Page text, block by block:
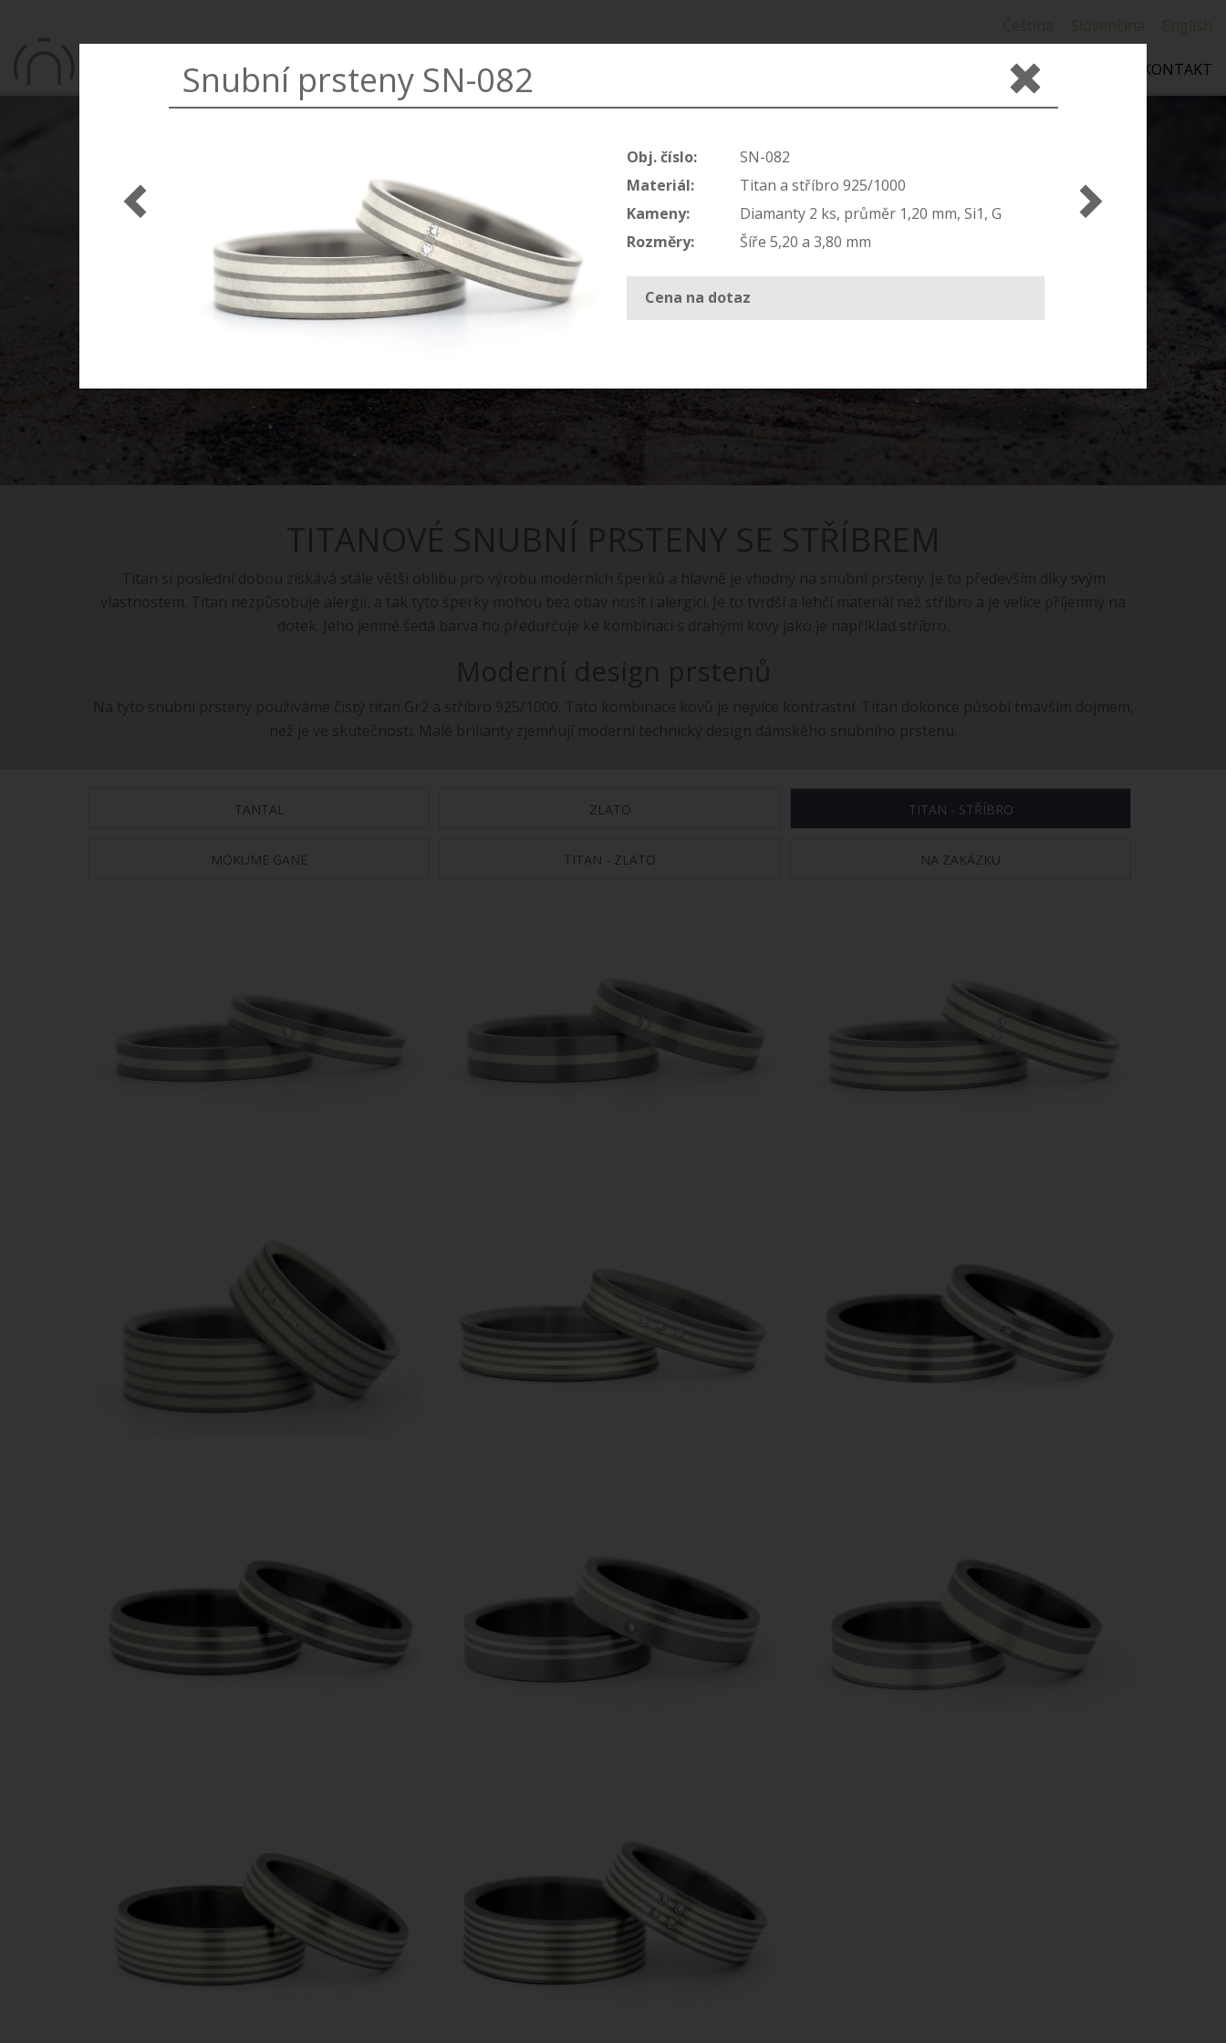
Slovenčina English
INFORMACE KONTAKT
TITANOVÉ SNUBNÍ PRSTENY SE STŘÍBREM
Titan si poslední dobou získává stále větší oblibu pro výrobu moderních šperků a hlavně je vhodný na snubní prsteny. Je to především díky svým
vlastnostem. Titan nezpůsobuje alergii, a tak tyto šperky mohou bez obav nosit i alergici. Je to tvrdší a lehčí materiál než stříbro a je velice příjemný na
dotek. Jeho jemně šedá barva ho předurčuje ke kombinaci s drahými kovy jako je například stříbro.
Moderní design prstenů
Na tyto snubní prsteny používáme čistý titan Gr2 a stříbro 925/1000. Tato kombinace kovů je nejvíce kontrastní. Titan dokonce působí tmavším dojmem,
než je ve skutečnosti. Malé brilianty zjemňují moderní technický design dámského snubního prstenu.
TANTAL ZLATO TITAN - STŘÍBRO
MOKUME GANE TITAN - ZLATO NA ZAKÁZKU
Snubní prsteny SN-082
Obj. číslo:
SN-082
Materiál:
Titan a stříbro 925/1000
Kameny:
Diamanty 2 ks, průměr 1,20 mm, Si1, G
Rozměry:
Šíře 5,20 a 3,80 mm
Cena na dotaz